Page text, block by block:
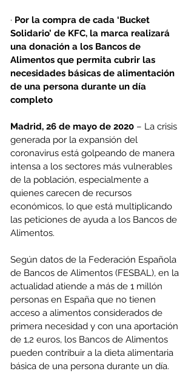
· Por la compra de cada ‘Bucket
Solidario’ de KFC, la marca realizará
una donación a los Bancos de
Alimentos que permita cubrir las
necesidades básicas de alimentación
de una persona durante un día
completo
Madrid, 26 de mayo de 2020 – La crisis
generada por la expansión del
coronavirus está golpeando de manera
intensa a los sectores más vulnerables
de la población, especialmente a
quienes carecen de recursos
económicos, lo que está multiplicando
las peticiones de ayuda a los Bancos de
Alimentos.
Según datos de la Federación Española
de Bancos de Alimentos (FESBAL), en la
actualidad atiende a más de 1 millón
personas en España que no tienen
acceso a alimentos considerados de
primera necesidad y con una aportación
de 1,2 euros, los Bancos de Alimentos
pueden contribuir a la dieta alimentaria
básica de una persona durante un día.